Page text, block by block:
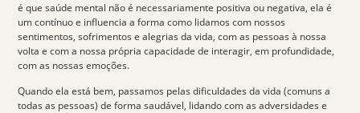
é que saúde mental não é necessariamente positiva ou negativa, ela é
um contínuo e influencia a forma como lidamos com nossos
sentimentos, sofrimentos e alegrias da vida, com as pessoas à nossa
volta e com a nossa própria capacidade de interagir, em profundidade,
com as nossas emoções.
Quando ela está bem, passamos pelas dificuldades da vida (comuns a
todas as pessoas) de forma saudável, lidando com as adversidades e